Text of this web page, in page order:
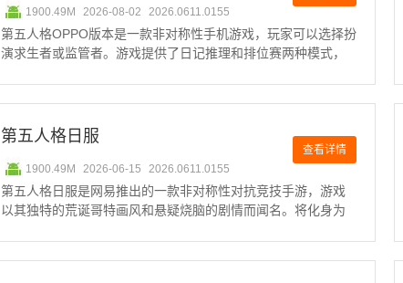
1900.49M 2026-08-02 2026.0611.0155
第五人格OPPO版本是一款非对称性手机游戏，玩家可以选择扮
演求生者或监管者。游戏提供了日记推理和排位赛两种模式，
第五人格日服
1900.49M 2026-06-15 2026.0611.0155
查看详情
第五人格日服是网易推出的一款非对称性对抗竞技手游，游戏
以其独特的荒诞哥特画风和悬疑烧脑的剧情而闻名。将化身为